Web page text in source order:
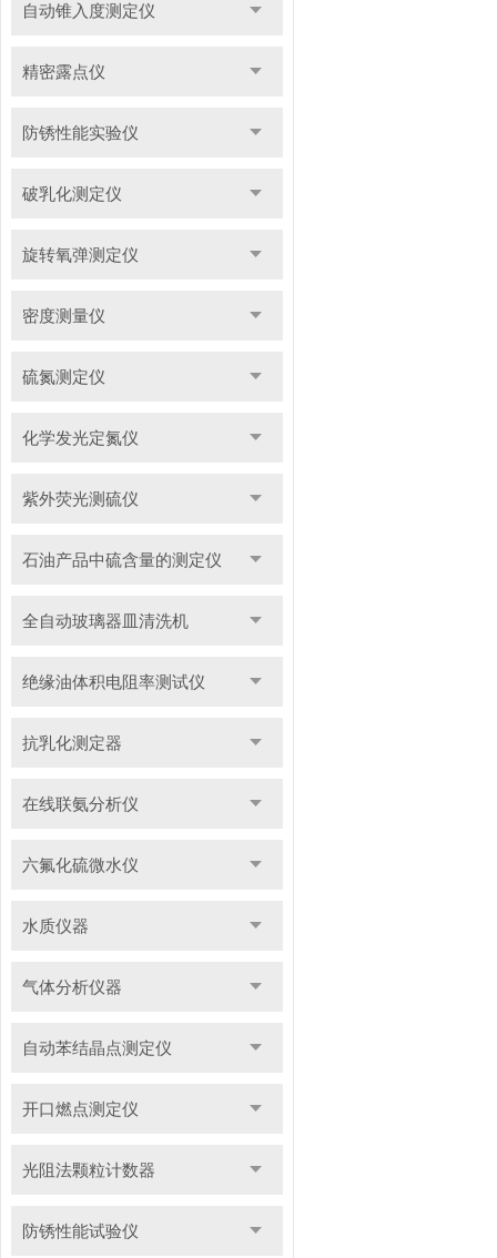
自动锥入度测定仪
精密露点仪
防锈性能实验仪
破乳化测定仪
旋转氧弹测定仪
密度测量仪
硫氮测定仪
化学发光定氮仪
紫外荧光测硫仪
石油产品中硫含量的测定仪
全自动玻璃器皿清洗机
绝缘油体积电阻率测试仪
抗乳化测定器
在线联氨分析仪
六氟化硫微水仪
水质仪器
气体分析仪器
自动苯结晶点测定仪
开口燃点测定仪
光阻法颗粒计数器
防锈性能试验仪